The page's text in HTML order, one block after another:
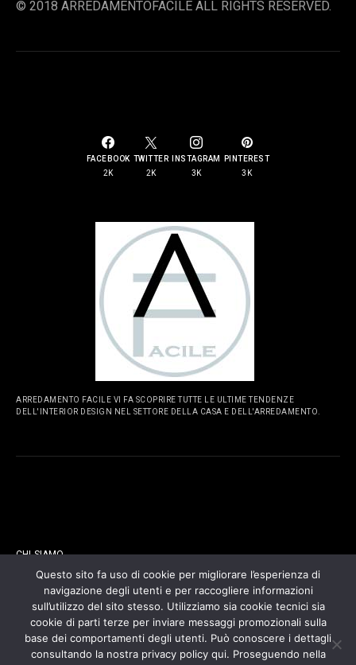
© 2018 ARREDAMENTOFACILE ALL RIGHTS RESERVED.
FACEBOOK
2K
TWITTER
2K
INSTAGRAM
3K
PINTEREST
3K
ARREDAMENTO FACILE VI FA SCOPRIRE TUTTE LE ULTIME TENDENZE
DELL'INTERIOR DESIGN NEL SETTORE DELLA CASA E DELL'ARREDAMENTO.
CHI SIAMO
CONTATTI
COOKIES POLICY
Questo sito fa uso di cookie per migliorare l’esperienza di
navigazione degli utenti e per raccogliere informazioni
sull’utilizzo del sito stesso. Utilizziamo sia cookie tecnici sia
cookie di parti terze per inviare messaggi promozionali sulla
base dei comportamenti degli utenti. Può conoscere i dettagli
consultando la nostra privacy policy qui. Proseguendo nella